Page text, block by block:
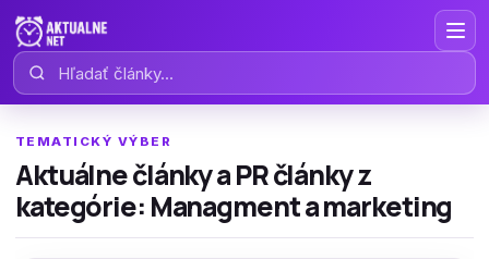
Hľadať články
TEMATICKÝ VÝBER
Aktuálne články a PR články z
kategórie: Managment a marketing